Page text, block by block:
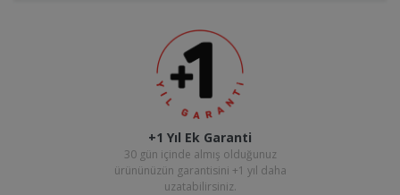
+1 Yıl Ek Garanti
30 gün içinde almış olduğunuz
ürününüzün garantisini +1 yıl daha
uzatabilirsiniz.